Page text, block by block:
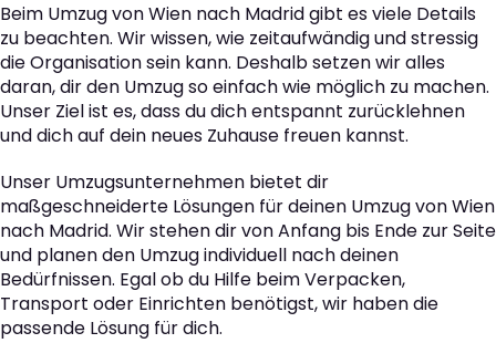
Beim Umzug von Wien nach Madrid gibt es viele Details
zu beachten. Wir wissen, wie zeitaufwändig und stressig
die Organisation sein kann. Deshalb setzen wir alles
daran, dir den Umzug so einfach wie möglich zu machen.
Unser Ziel ist es, dass du dich entspannt zurücklehnen
und dich auf dein neues Zuhause freuen kannst.
Unser Umzugsunternehmen bietet dir
maßgeschneiderte Lösungen für deinen Umzug von Wien
nach Madrid. Wir stehen dir von Anfang bis Ende zur Seite
und planen den Umzug individuell nach deinen
Bedürfnissen. Egal ob du Hilfe beim Verpacken,
Transport oder Einrichten benötigst, wir haben die
passende Lösung für dich.